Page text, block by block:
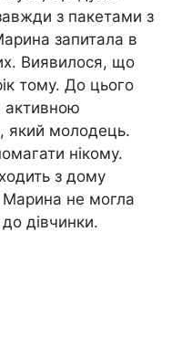
з пакетами з
запитала в
Виявилося, що
тому. До цього
активною
молодець.
нікому.
з дому
Марина не могла
дівчинки.